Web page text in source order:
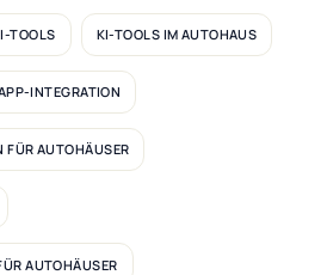
TOOLS KI-TOOLS IM AUTOHAUS
INTEGRATION
AUTOHÄUSER
AUTOHÄUSER